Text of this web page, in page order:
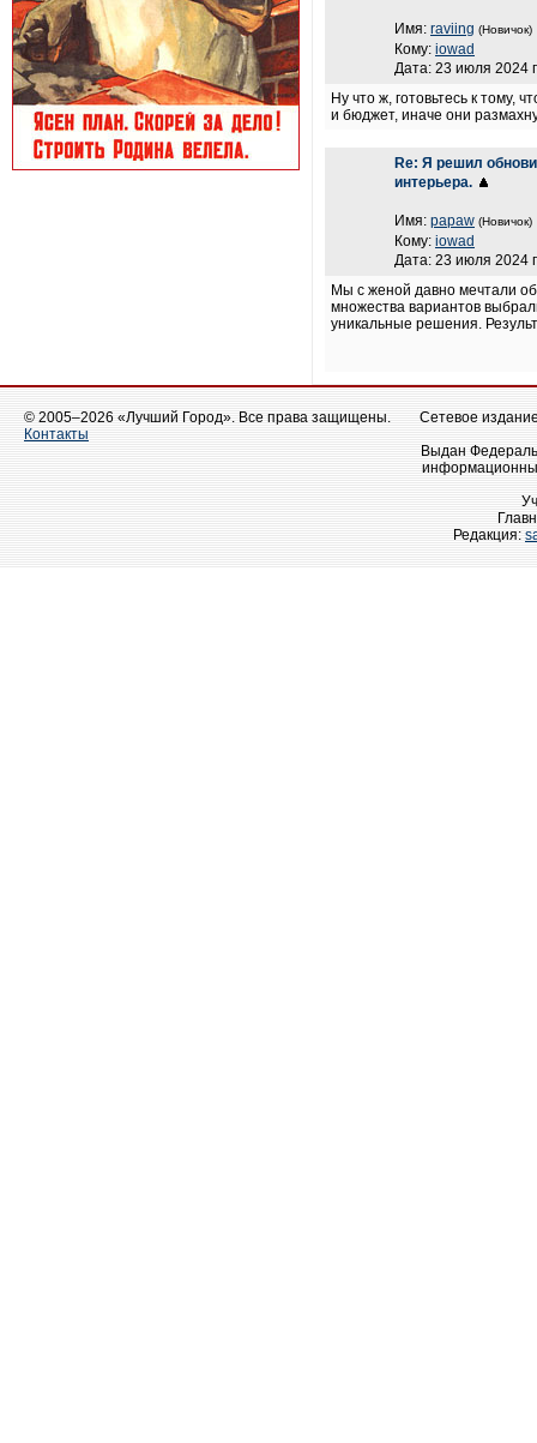
Имя: raviing (Новичок)
Кому: iowad
Дата: 23 июля 2024
Ну что ж, готовьтесь к тому,
и бюджет, иначе они
Re: Я решил
интерьера.
Имя: papaw (Новичок)
Кому: iowad
Дата: 23 июля 2024
Мы с женой давно мечтали
множества вариантов
уникальные решения.
© 2005–2026 «Лучший Город». Все права защищены.
Контакты
Сетевое
Выдан
Редакция: